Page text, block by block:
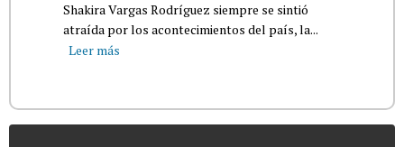
Shakira Vargas Rodríguez siempre se sintió
atraída por los acontecimientos del país, la...
Leer más